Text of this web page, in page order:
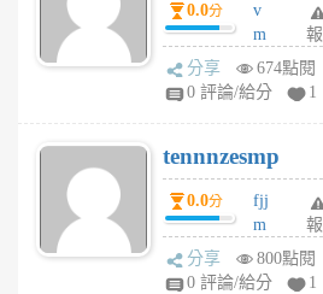
月
前
0.0分
v
m
sg
sr
6
個
月
前
報
分享
674點閱
0 評論/給分
1
tennnzesmp
0.0分
fjj
m
w
rs
報
分享
800點閱
0 評論/給分
1